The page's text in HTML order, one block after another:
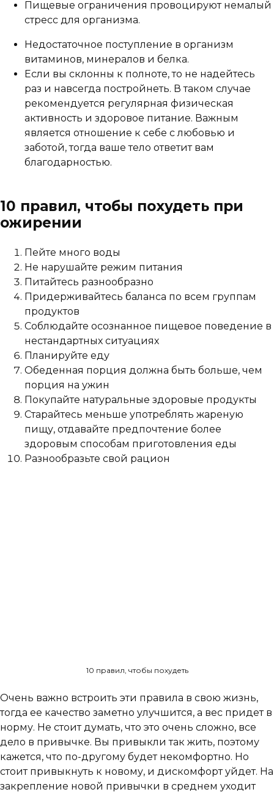
Пищевые ограничения провоцируют немалый
стресс для организма.
Недостаточное поступление в организм
витаминов, минералов и белка.
Если вы склонны к полноте, то не надейтесь
раз и навсегда постройнеть. В таком случае
рекомендуется регулярная физическая
активность и здоровое питание. Важным
является отношение к себе с любовью и
заботой, тогда ваше тело ответит вам
благодарностью.
10 правил, чтобы похудеть при
ожирении
Пейте много воды
Не нарушайте режим питания
Питайтесь разнообразно
Придерживайтесь баланса по всем группам
продуктов
Соблюдайте осознанное пищевое поведение в
нестандартных ситуациях
Планируйте еду
Обеденная порция должна быть больше, чем
порция на ужин
Покупайте натуральные здоровые продукты
Старайтесь меньше употреблять жареную
пищу, отдавайте предпочтение более
здоровым способам приготовления еды
Разнообразьте свой рацион
10 правил, чтобы похудеть
Очень важно встроить эти правила в свою жизнь,
тогда ее качество заметно улучшится, а вес придет в
норму. Не стоит думать, что это очень сложно, все
дело в привычке. Вы привыкли так жить, поэтому
кажется, что по-другому будет некомфортно. Но
стоит привыкнуть к новому, и дискомфорт уйдет. На
закрепление новой привычки в среднем уходит